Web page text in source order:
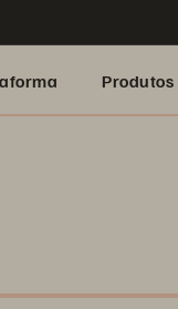
Produtos